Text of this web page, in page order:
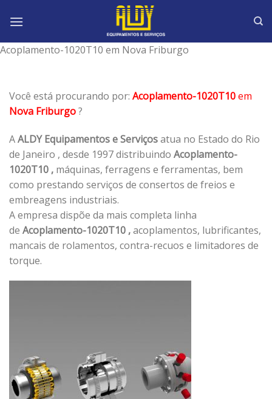
Acoplamento-1020T10 em Nova Friburgo
Você está procurando por: Acoplamento-1020T10em
Nova Friburgo?
AALDY Equipamentos e Serviçosatua no Estado do Rio
de Janeiro , desde 1997 distribuindo Acoplamento-
1020T10 , máquinas, ferragens e ferramentas, bem
como prestando serviços de consertos de freios e
embreagens industriais.
A empresa dispõe da mais completa linha
de Acoplamento-1020T10 ,acoplamentos, lubrificantes,
mancais de rolamentos, contra-recuos e limitadores de
torque.